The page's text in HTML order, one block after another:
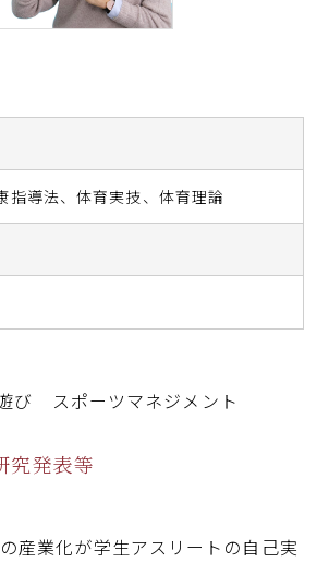
指導法、体育実技、 体育理論
び スポーツマネジメント
究発表等
産業化が学生アスリートの自己実